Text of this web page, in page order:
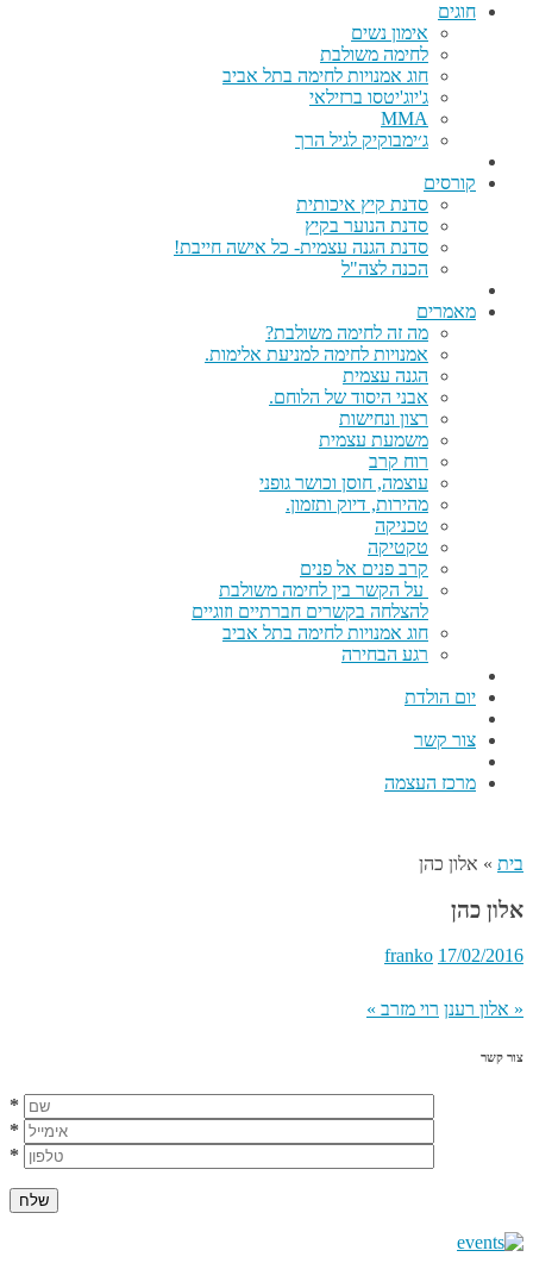
חוגים
אימון נשים
לחימה משולבת
חוג אמנויות לחימה בתל אביב
ג'יוג'יטסו ברזילאי
MMA
ג׳ימבוקיק לגיל הרך
קורסים
סדנת קיץ איכותית
סדנת הנוער בקיץ
סדנת הגנה עצמית- כל אישה חייבת!
הכנה לצה"ל
מאמרים
מה זה לחימה משולבת?
אמנויות לחימה למניעת אלימות.
הגנה עצמית
אבני היסוד של הלוחם.
רצון ונחישות
משמעת עצמית
רוח קרב
עוצמה, חוסן וכושר גופני
מהירות, דיוק ותזמון.
טכניקה
טקטיקה
קרב פנים אל פנים
על הקשר בין לחימה משולבת
להצלחה בקשרים חברתיים וזוגיים
חוג אמנויות לחימה בתל אביב
רגע הבחירה
יום הולדת
צור קשר
מרכז העצמה
בית » אלון כהן
אלון כהן
17/02/2016
franko
« אלון רענן רוי מזרב »
צור קשר
*
*
*